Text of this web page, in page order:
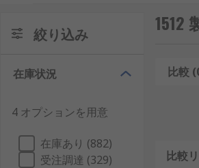
押しボタンヘッドには、さまざ
て赤い押しボタンヘッドが使用
突き出ないように平らに設計さ
用途
押しボタンヘッドは、小型機器
緊急非常停止などによく利用され
絞り込み
在庫状況
4 オプションを用意
在庫あり (882)
受注調達 (329)
1512
比較
比較